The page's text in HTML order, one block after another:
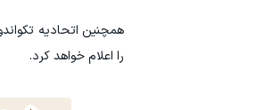
همچنین اتحادیه
را اعلام خواهد کرد.